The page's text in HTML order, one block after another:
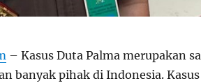
– Kasus Duta Palma merupakan
banyak pihak di Indonesia.